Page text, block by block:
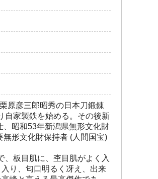
原彦三郎昭秀の日本刀鍛錬
自家製鉄を始める。その後新
昭和53年新潟県無形文化財
形文化財保持者 (人間国宝)
、板目肌に、杢目肌がよく入
り、匂口明るく冴え、出来